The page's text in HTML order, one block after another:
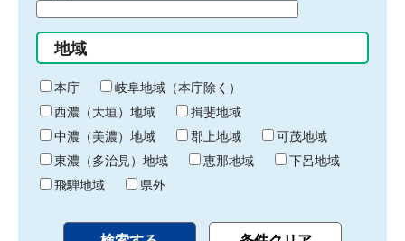
始
り
間
終
わ
り
地域
本庁
岐阜地域（本庁除く）
西濃（大垣）地域
揖斐地域
中濃（美濃）地域
郡上地域
可茂地域
東濃（多治見）地域
恵那地域
下呂地域
飛騨地域
県外